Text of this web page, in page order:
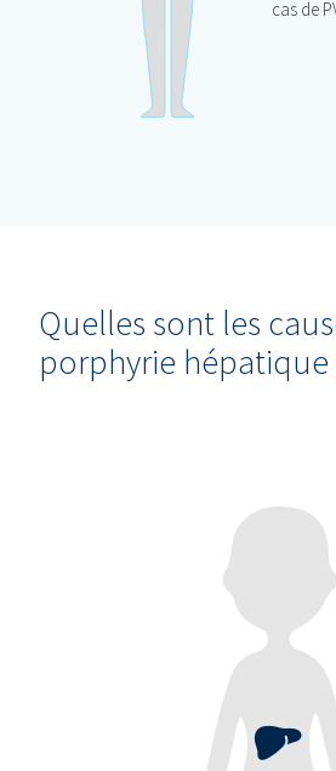
cas de
Quelles sont les
porphyrie hépatique